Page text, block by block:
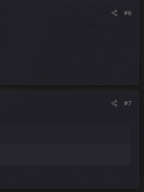
#6
#7